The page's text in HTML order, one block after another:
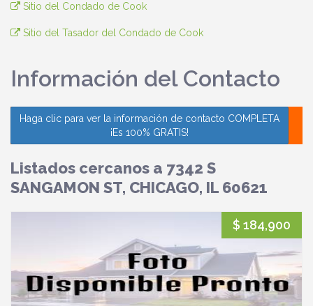
Sitio del Condado de Cook
Sitio del Tasador del Condado de Cook
Información del Contacto
Haga clic para ver la información de contacto COMPLETA
¡Es 100% GRATIS!
Listados cercanos a 7342 S
SANGAMON ST, CHICAGO, IL 60621
$ 184,900